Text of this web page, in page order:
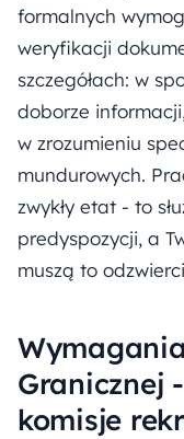
formalnych
weryfikacji
szczegółach: w
doborze
w zrozumieniu
mundurowych.
zwykły etat - to
predyspozycji, a
muszą to
Granicznej
komisje